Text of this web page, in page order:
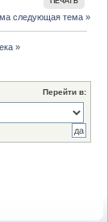
следующая тема »
»
Перейти в: